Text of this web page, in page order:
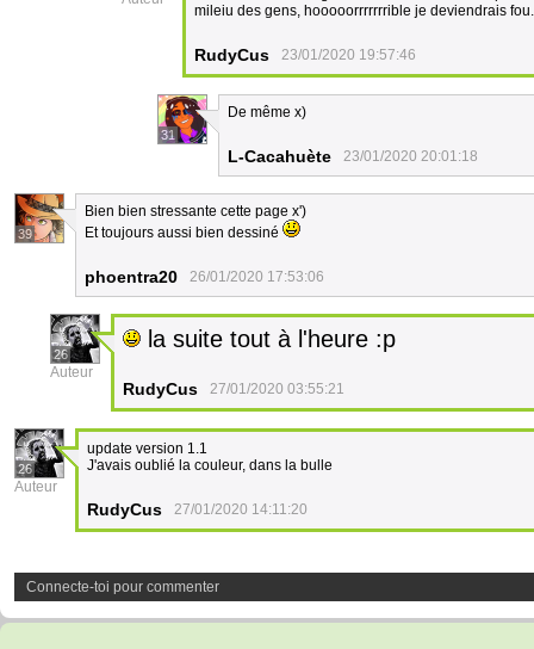
mileiu des gens, hooooorrrrrrrible je deviendrais fou.
RudyCus 23/01/2020 19:57:46
31
De même x)
L-Cacahuète 23/01/2020 20:01:18
39
Bien bien stressante cette page x')
Et toujours aussi bien dessiné
phoentra20 26/01/2020 17:53:06
26
Auteur
la suite tout à l'heure :p
RudyCus 27/01/2020 03:55:21
26
Auteur
update version 1.1
J'avais oublié la couleur, dans la bulle
RudyCus 27/01/2020 14:11:20
Connecte-toi pour commenter